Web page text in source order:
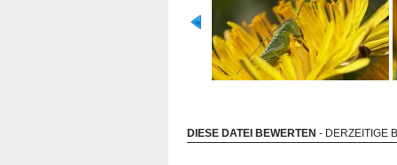
DIESE DATEI BEWERTEN - DERZEITIGE